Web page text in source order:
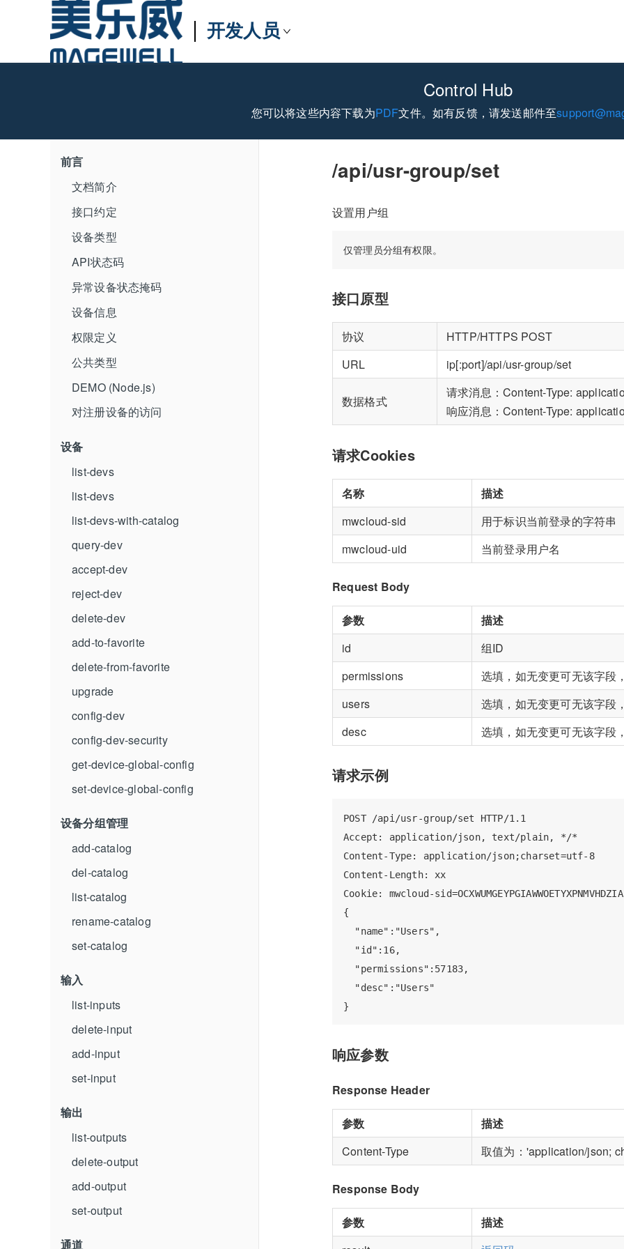
开发人员
Control Hub
您可以将这些内容下载为PDF文件。如有反馈，请发送邮件至
前言
文档简介
接口约定
设备类型
API状态码
异常设备状态掩码
设备信息
权限定义
公共类型
DEMO (Node.js)
对注册设备的访问
设备
list-devs
list-devs
list-devs-with-catalog
query-dev
accept-dev
reject-dev
delete-dev
add-to-favorite
delete-from-favorite
upgrade
config-dev
config-dev-security
get-device-global-config
set-device-global-config
设备分组管理
add-catalog
del-catalog
list-catalog
rename-catalog
set-catalog
输入
list-inputs
delete-input
add-input
set-input
输出
list-outputs
delete-output
add-output
set-output
通道
/api/usr-group/set
设置用户组
接口原型
协议
HTTP/HTTPS POST
URL
ip[:port]/api/usr-group/set
数据格式
请求消息：Content-Type:
响应消息：Content-Type:
请求Cookies
名称
描述
mwcloud-sid
用于标识当前登录的字符串
mwcloud-uid
当前登录用户名
Request Body
参数
描述
id
组ID
permissions
选填，如无变更可无该字段
users
选填，如无变更可无该字段
desc
选填，如无变更可无该字段
请求示例
POST /api/usr-group/set HTTP/1.1
Accept: application/json, text/plain, */*
Content-Type: application/json;charset=utf-8
Content-Length: xx
Cookie: mwcloud-
{
  "name":"Users",
  "id":16,
  "permissions":57183,
  "desc":"Users"
响应参数
Response Header
参数
描述
Content-Type
取值为：'application/json;
Response Body
参数
描述